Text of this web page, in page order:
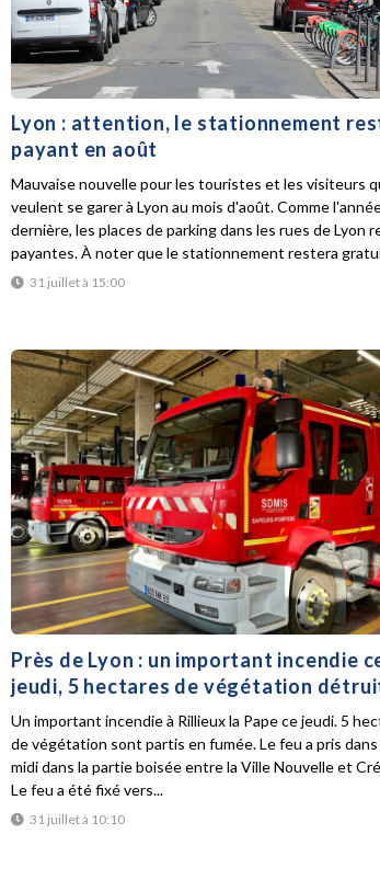
Lyon : attention, le stationnement
payant en août
31 juillet à 15:00
Mauvaise nouvelle pour les touristes et les visiteurs
veulent se garer à Lyon au mois d'août. Comme
dernière, les places de parking dans les rues de Lyon
payantes. À noter que le stationnement restera
Près de Lyon : un important incendie
jeudi, 5 hectares de végétation
31 juillet à 10:10
Un important incendie à Rillieux la Pape ce jeudi. 5
de végétation sont partis en fumée. Le feu a pris dans
midi dans la partie boisée entre la Ville Nouvelle et
Le feu a été fixé vers...